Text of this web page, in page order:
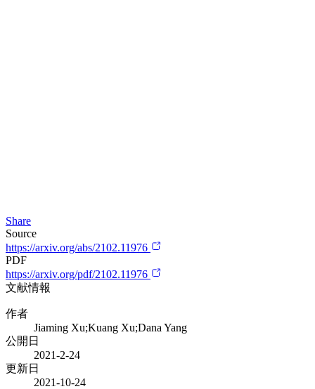
Share
Source
https://arxiv.org/abs/2102.11976
PDF
https://arxiv.org/pdf/2102.11976
文献情報
作者
Jiaming Xu;Kuang Xu;Dana Yang
公開日
2021-2-24
更新日
2021-10-24